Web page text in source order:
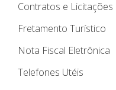
Contratos e Licitações
Fretamento Turístico
Nota Fiscal Eletrônica
Telefones Utéis